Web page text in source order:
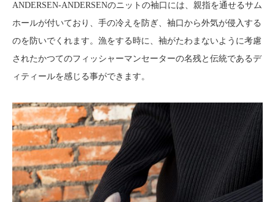
ANDERSEN-ANDERSENのニットの袖口には、親指を通せるサム
ホールが付いており、手の冷えを防ぎ、袖口から外気が侵入する
のを防いでくれます。漁をする時に、袖がたわまないように考慮
されたかつてのフィッシャーマンセーターの名残と伝統であるデ
ィティールを感じる事ができます。